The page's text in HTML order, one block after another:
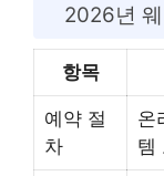
2026년
항목
예약 절
차
온
템